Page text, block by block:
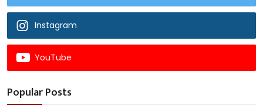
Instagram
YouTube
Popular Posts